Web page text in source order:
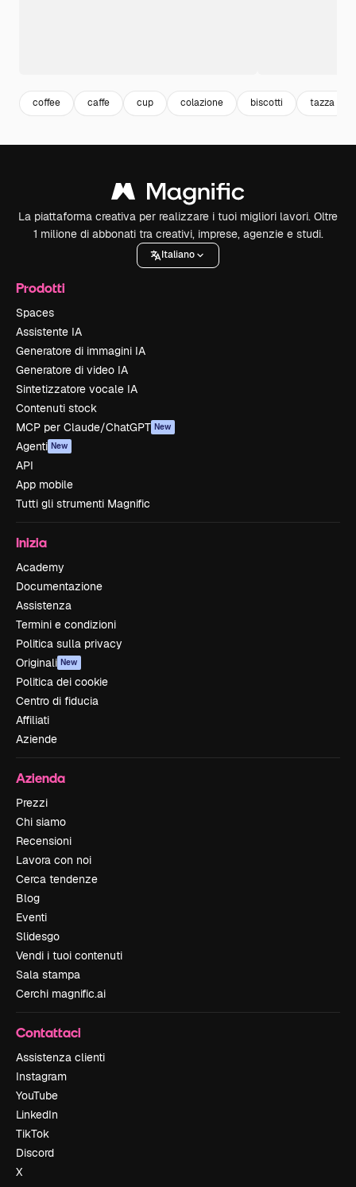
coffee caffe cup colazione biscotti tazza
La piattaforma creativa per realizzare i tuoi migliori lavori. Oltre
1 milione di abbonati tra creativi, imprese, agenzie e studi.
Italiano
Prodotti
Spaces
Assistente IA
Generatore di immagini IA
Generatore di video IA
Sintetizzatore vocale IA
Contenuti stock
MCP per Claude/ChatGPT New
Agenti New
API
App mobile
Tutti gli strumenti Magnific
Inizia
Academy
Documentazione
Assistenza
Termini e condizioni
Politica sulla privacy
Originali New
Politica dei cookie
Centro di fiducia
Affiliati
Aziende
Azienda
Prezzi
Chi siamo
Recensioni
Lavora con noi
Cerca tendenze
Blog
Eventi
Slidesgo
Vendi i tuoi contenuti
Sala stampa
Cerchi magnific.ai
Contattaci
Assistenza clienti
Instagram
YouTube
LinkedIn
TikTok
Discord
X